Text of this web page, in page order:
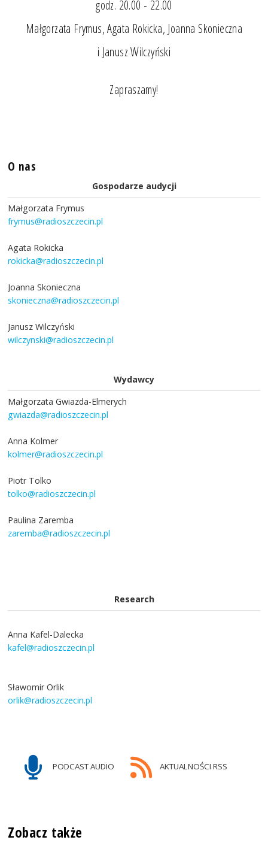
godz. 20.00 - 22.00
Małgorzata Frymus, Agata Rokicka, Joanna Skonieczna
i Janusz Wilczyński
Zapraszamy!
O nas
Gospodarze audycji
Małgorzata Frymus
frymus@radioszczecin.pl
Agata Rokicka
rokicka@radioszczecin.pl
Joanna Skonieczna
skonieczna@radioszczecin.pl
Janusz Wilczyński
wilczynski@radioszczecin.pl
Wydawcy
Małgorzata Gwiazda-Elmerych
gwiazda@radioszczecin.pl
Anna Kolmer
kolmer@radioszczecin.pl
Piotr Tolko
tolko@radioszczecin.pl
Paulina Zaremba
zaremba@radioszczecin.pl
Research
Anna Kafel-Dalecka
kafel@radioszczecin.pl
Sławomir Orlik
orlik@radioszczecin.pl
PODCAST AUDIO AKTUALNOŚCI RSS
Zobacz także